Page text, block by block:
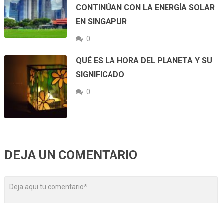
CONTINÚAN CON LA ENERGÍA SOLAR
EN SINGAPUR
0
QUÉ ES LA HORA DEL PLANETA Y SU
SIGNIFICADO
0
DEJA UN COMENTARIO